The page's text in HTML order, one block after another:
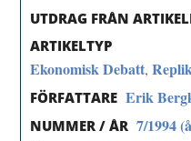
UTDRAG FRÅN
ARTIKELTYP
Ekonomisk Debatt,
FÖRFATTARE Erik
NUMMER / ÅR 7/1994